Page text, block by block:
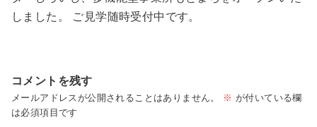
しました。 ご見学随時受付中です。
コメントを残す
メールアドレスが公開されることはありません。 ※ が付いている欄
は必須項目です